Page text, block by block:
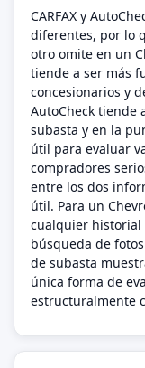
CARFAX y
diferentes, por lo
otro omite en un
tiende a ser más
concesionarios y
AutoCheck tiende
subasta y en la
útil para evaluar
compradores
entre los dos
útil. Para un
cualquier historial
búsqueda de
de subasta
única forma de
estructuralmente